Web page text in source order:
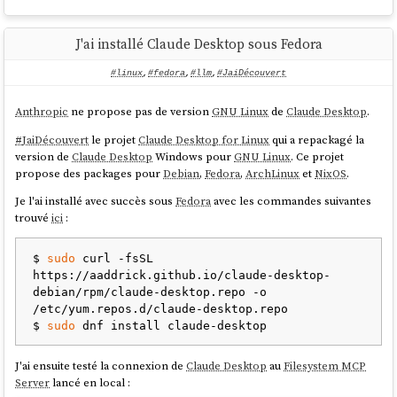
Modalité :Entrée et sortie de texte uniquement (pas
de multimodalité).
Licence :MiniMax n'a pas annoncé si MiniMax-
M2.7 sera en open weights. MiniMax-M2.5 est
source
MiniMax M2.7a été intégré dans l'offreOpenCode Go, par conséquent,
je vais tester ce modèle dans mes projets
cost models like GLM-5 allow for fewer.
The table below provides an estimated request count based on
typical Go usage patterns:
GLM-
5
Kimi
K2.5
MiniMa
x M2.5
requests
per 5
1,150 1,850 20,000
requests
per
week
2,880 4,630 50,000
requests
month
J'ai installé Claude Desktop sous Fedora
#linux, #fedora, #llm, #JaiDécouvert
Anthropic ne propose pas de versionGNU LinuxdeClaude Desktop.
#JaiDécouvertle projetClaude Desktop for Linuxqui a repackagé la
version deClaude Desktop Windows pourGNU Linux. Ce projet
propose des packages pourDebian,Fedora,ArchLinuxetNixOS.
Je l'ai installé avec succès sousFedoraavec les commandes suivantes
trouvéici :
$ sudo curl -fsSL
https://aaddrick.github.io/claude-desktop-
debian/rpm/claude-desktop.repo -o
/etc/yum.repos.d/claude-desktop.repo
$ sudo
J'ai ensuite testé la connexion deClaude Desktop auFilesystem MCP
Serverlancé en local :